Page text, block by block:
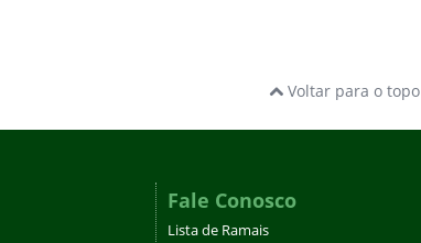
Voltar para o topo
Fale Conosco
Lista de Ramais